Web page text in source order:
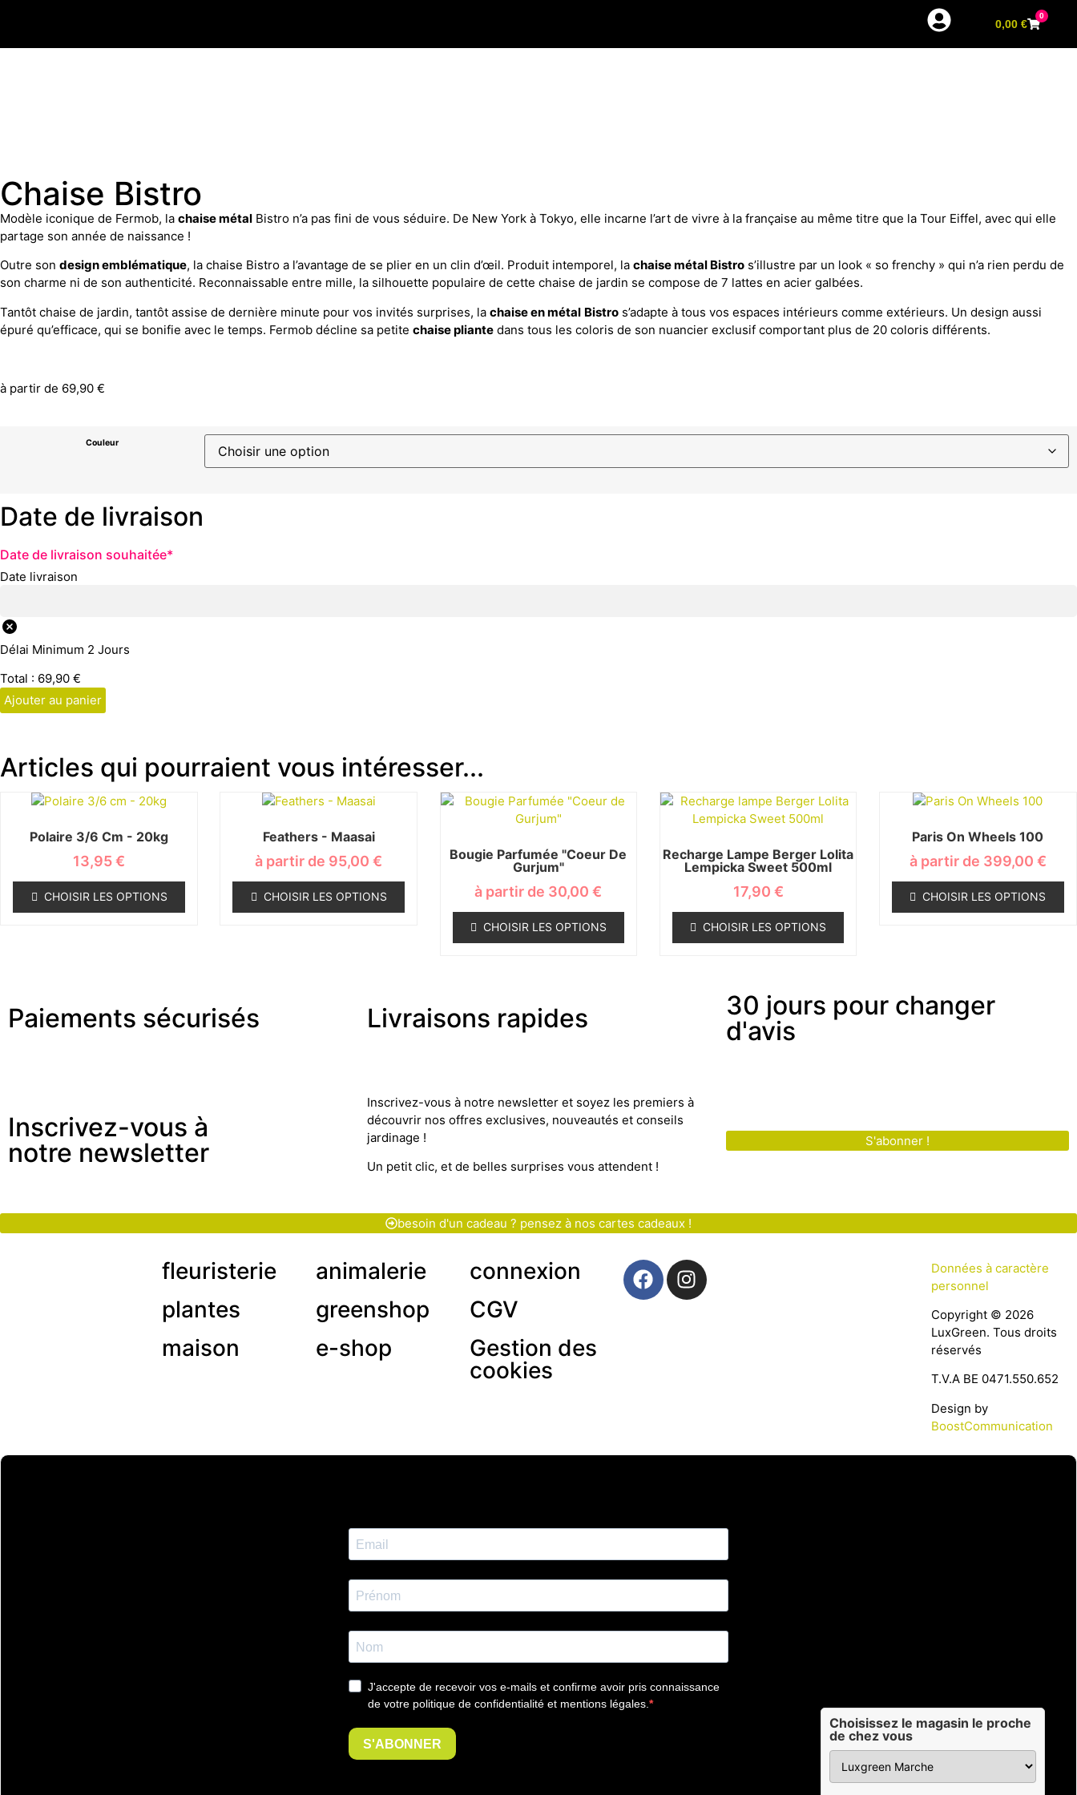
Choisissez le magasin le proche
de chez vous
0,00€
0
Chaise Bistro
Modèle iconique de Fermob, la chaise métal Bistro n’a pas fini de vous séduire. De New York à Tokyo, elle incarne l’art de vivre à la française au même titre que la Tour Eiffel, avec qui elle
partage son année de naissance !
Outre son design emblématique, la chaise Bistro a l’avantage de se plier en un clin d’œil. Produit intemporel, la chaise métal Bistro s’illustre par un look « so frenchy » qui n’a rien perdu de
son charme ni de son authenticité. Reconnaissable entre mille, la silhouette populaire de cette chaise de jardin se compose de 7 lattes en acier galbées.
Tantôt chaise de jardin, tantôt assise de dernière minute pour vos invités surprises, la chaise en métal Bistro s’adapte à tous vos espaces intérieurs comme extérieurs. Un design aussi
épuré qu’efficace, qui se bonifie avec le temps. Fermob décline sa petite chaise pliante dans tous les coloris de son nuancier exclusif comportant plus de 20 coloris différents.
à partir de 69,90 €
Couleur
Date de livraison
Date de livraison souhaitée*
Date livraison
Délai Minimum 2 Jours
Total : 69,90 €
Ajouter au panier
Articles qui pourraient vous intéresser...
Polaire 3/6 Cm - 20kg
13,95€
CHOISIR LES OPTIONS
Feathers - Maasai
à partir de 95,00€
CHOISIR LES OPTIONS
Bougie Parfumée "Coeur De
Gurjum"
à partir de 30,00€
CHOISIR LES OPTIONS
Recharge Lampe Berger Lolita
Lempicka Sweet 500ml
17,90 €
CHOISIR LES OPTIONS
Paris On Wheels 100
à partir de 399,00 €
CHOISIR LES OPTIONS
Paiements sécurisés Livraisons rapides
30 jours pour changer
d'avis
Inscrivez-vous à
notre newsletter
Inscrivez-vous à notre newsletter et soyez les premiers à
découvrir nos offres exclusives, nouveautés et conseils
jardinage !
Un petit clic, et de belles surprises vous attendent !
S'abonner !
besoin d'un cadeau ? pensez à nos cartes cadeaux !
fleuristerie
plantes
maison
animalerie
greenshop
e-shop
connexion
CGV
Gestion des
cookies
Données à caractère
personnel
Copyright © 2026
LuxGreen. Tous droits
réservés
T.V.A BE 0471.550.652
Design by
BoostCommunication